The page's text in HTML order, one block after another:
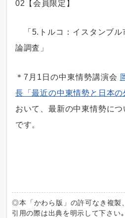
02【会員限定】
「5.トルコ：イスタンブル
論調査」
＊7月1日の中東情勢講演会
長「最近の中東情勢と日本の
おいて、最新の中東情勢に
です。
◎本「かわら版」の許可なき複製
引用の際は出典を明示して下さい｡